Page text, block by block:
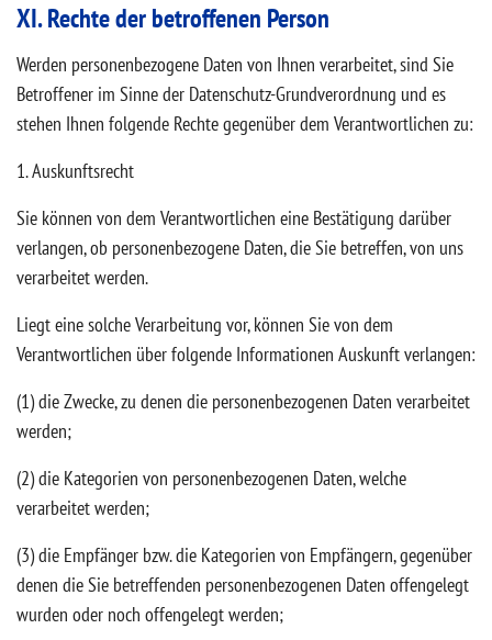
XI. Rechte der betroffenen Person
Werden personenbezogene Daten von Ihnen verarbeitet, sind Sie
Betroffener im Sinne der Datenschutz-Grundverordnung und es
stehen Ihnen folgende Rechte gegenüber dem Verantwortlichen zu:
1. Auskunftsrecht
Sie können von dem Verantwortlichen eine Bestätigung darüber
verlangen, ob personenbezogene Daten, die Sie betreffen, von uns
verarbeitet werden.
Liegt eine solche Verarbeitung vor, können Sie von dem
Verantwortlichen über folgende Informationen Auskunft verlangen:
(1) die Zwecke, zu denen die personenbezogenen Daten verarbeitet
werden;
(2) die Kategorien von personenbezogenen Daten, welche
verarbeitet werden;
(3) die Empfänger bzw. die Kategorien von Empfängern, gegenüber
denen die Sie betreffenden personenbezogenen Daten offengelegt
wurden oder noch offengelegt werden;